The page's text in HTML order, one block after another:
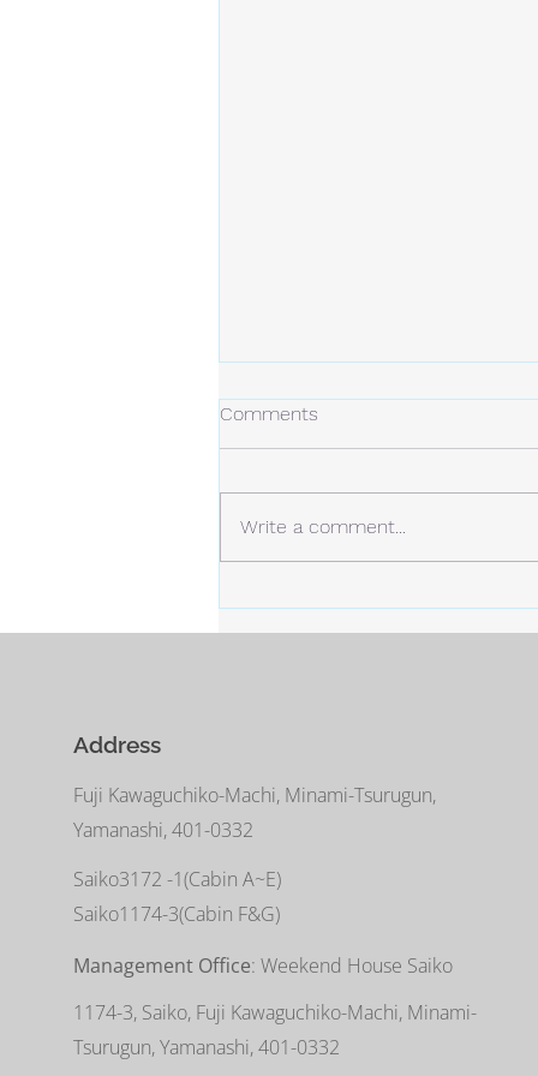
冬の日
今年の冬は、今のところ雪は少な
所。 白い雪と青い空。
Comments
Write a comment...
Address
Fuji Kawaguchiko-Machi, Minami-Tsurugun,
Yamanashi, 401-0332
Saiko3172 -1(Cabin A~E)
Saiko1174-3(​Cabin F&G)
Management Office: Weekend House Saiko
1174-3, Saiko, Fuji Kawaguchiko-Machi, Minami-
Tsurugun, Yamanashi, 401-0332